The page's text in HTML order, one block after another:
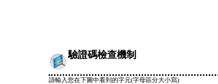
驗證碼檢查機制
請輸入您在下圖中看到的字元(字母區分大小寫)